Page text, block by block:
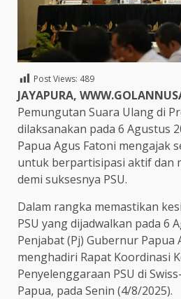
Post Views: 489
JAYAPURA,
Pemungutan Suara Ulang di
dilaksanakan pada 6 Agustus
Papua Agus Fatoni mengajak
untuk berpartisipasi aktif dan
demi suksesnya PSU.
Dalam rangka memastikan
PSU yang dijadwalkan pada 6
Penjabat (Pj) Gubernur Papua
menghadiri Rapat Koordinasi
Penyelenggaraan PSU di
Papua, pada Senin (4/8/2025).